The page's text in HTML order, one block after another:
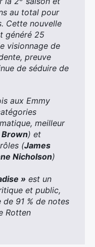
au total pour
Cette nouvelle
généré 25
visionnage de
preuve
de séduire de
aux Emmy
meilleur
Brown) et
(James
Nicholson)
» est un
et public,
91 % de notes
Rotten